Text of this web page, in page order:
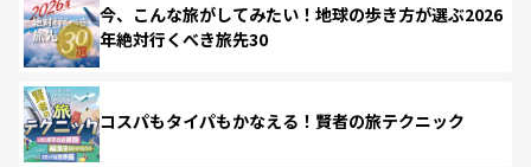
今、こんな旅がしてみたい！地球の歩き方が選ぶ2026
年絶対行くべき旅先30
コスパもタイパもかなえる！賢者の旅テクニック